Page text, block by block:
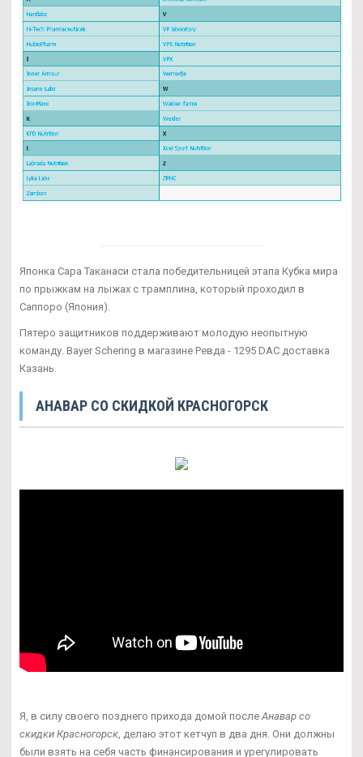
Японка Сара Таканаси стала победительницей этапа Кубка мира
по прыжкам на лыжах с трамплина, который проходил в
Саппоро (Япония).
Пятеро защитников поддерживают молодую неопытную
команду. Bayer Schering в магазине Ревда - 1295 DAC доставка
Казань.
АНАВАР СО СКИДКОЙ КРАСНОГОРСК
Я, в силу своего позднего прихода домой послеАнавар со
скидки Красногорск, делаю этот кетчуп в два дня. Они должны
были взять на себя часть финансирования и урегулировать